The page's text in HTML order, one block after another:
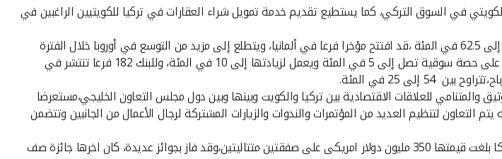
في السوق التركي، كما يستطيع تقديم خدمة تمويل شراء العقارات في تركيا للكويتيين الراغبين في
وبين أفق إن البنك الذي تأسس في عام 1989 ويملك فيه بيت التمويل الكويتي "بيتك" حصة تصل إلى 62.5 في المئة ،قد افتتح مؤخرا فرعا في ألمانيا، ويتطلع إلى مزيد من التوسع في أوروبا خلال الفترة
المقبلة،وعلى الصعيد المحلى فان "بيتك- تركيا " يعد من اكبر البنوك الإسلامية في تركيا ويستحوذ على حصة سوقية تصل إلى 5 في المئة ويعمل لزيادتها إلى 10 في المئة، وللبنك 182 فرعا تنتشر في
جاد ومتواصل عن التعاون الوثيق والمتنامي للعلاقات الاقتصادية بين تركيا والكويت وبينها وبين دول مجلس التعاون الخليجي،مستعرضا
لتنظيم العديد من المؤتمرات والندوات والزيارات المشتركة لرجال الأعمال من الجانبين وتتضمن
كان اخرها جائزة صف